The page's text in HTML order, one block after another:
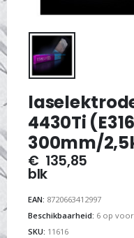
4430Ti
300mm/
€ 135,85
blk
EAN: 8720663412997
Beschikbaarheid: 6 op
SKU: 11616